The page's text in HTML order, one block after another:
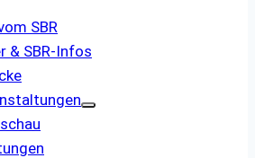
SBR
& SBR-Infos